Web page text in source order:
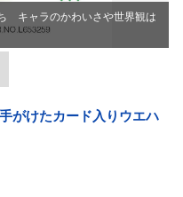
キャラのかわいさや世界観は